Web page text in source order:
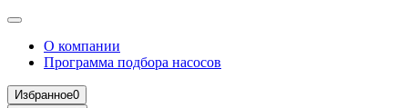
О компании
Программа подбора насосов
Избранное0